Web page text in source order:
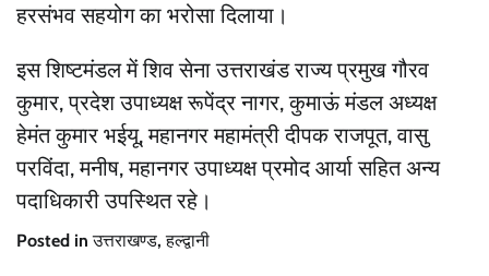
हरसंभव सहयोग का भरोसा दिलाया।
इस शिष्टमंडल में शिव सेना उत्तराखंड राज्य प्रमुख गौरव
कुमार, प्रदेश उपाध्यक्ष रूपेंद्र नागर, कुमाऊं मंडल अध्यक्ष
हेमंत कुमार भईयू, महानगर महामंत्री दीपक राजपूत, वासु
परविंदा, मनीष, महानगर उपाध्यक्ष प्रमोद आर्या सहित अन्य
पदाधिकारी उपस्थित रहे।
Posted inउत्तराखण्ड,हल्द्वानी